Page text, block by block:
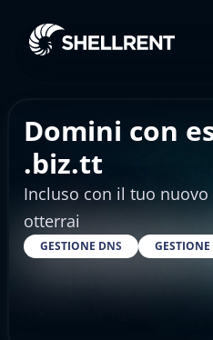
Domini con
.biz.tt
Incluso con il tuo
otterrai
GESTIONE DNS